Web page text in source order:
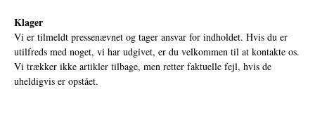
Klager
Vi er tilmeldt pressenævnet og tager ansvar for indholdet. Hvis du er
utilfreds med noget, vi har udgivet, er du velkommen til at kontakte os.
Vi trækker ikke artikler tilbage, men retter faktuelle fejl, hvis de
uheldigvis er opstået.